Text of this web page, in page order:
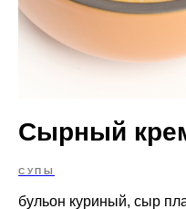
Сырный
СУПЫ
бульон куриный, сыр